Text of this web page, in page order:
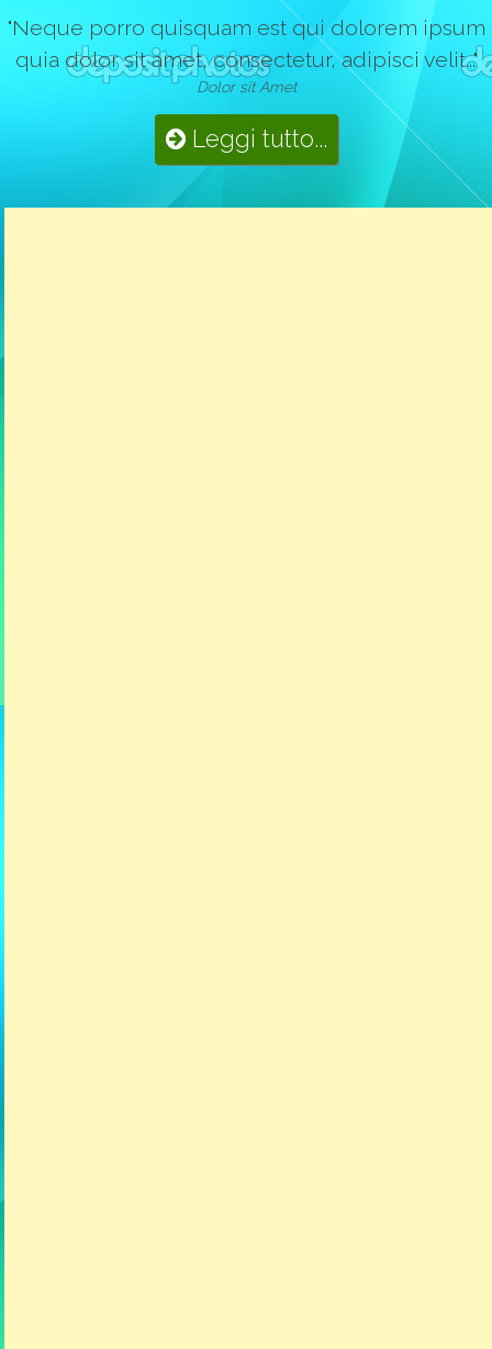
"Neque porro quisquam est qui dolorem ipsum
quia dolor sit amet, consectetur, adipisci velit..."
Dolor sit Amet
Leggi tutto...